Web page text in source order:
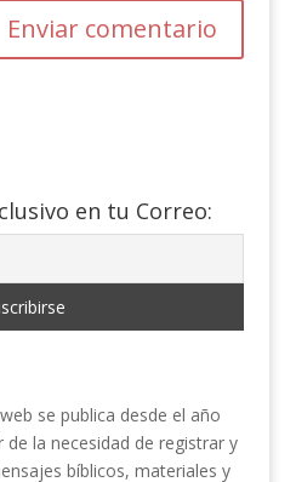
en tu Correo:
se publica desde el año
de la necesidad de registrar y
bíblicos, materiales y